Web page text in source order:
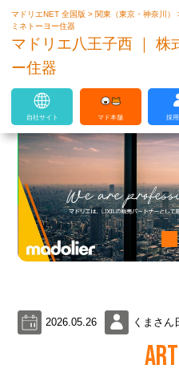
マドリエはLIXIL
マドリエNET 全国版> 関東（東京・神奈川）
ミネトーヨー住器
マドリエ八王子西 ｜ 株
ー住器
自社サイト マド本舗 採
2026.05.26 くまさん